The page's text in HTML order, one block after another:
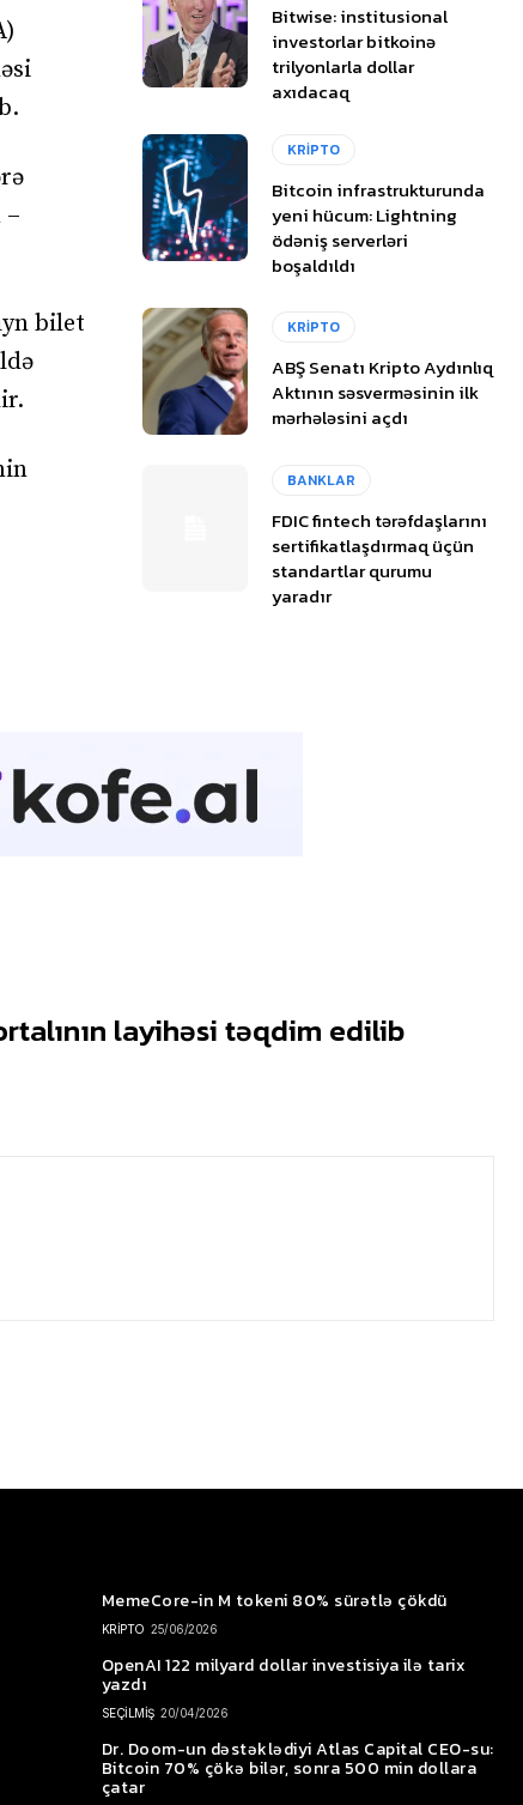
–
bilet
Bitwise: institusional
investorlar bitkoinə
trilyonlarla dollar
axıdacaq
KRİPTO
Bitcoin infrastrukturunda
yeni hücum: Lightning
ödəniş serverləri
boşaldıldı
KRİPTO
ABŞ Senatı Kripto Aydınlıq
Aktının səsverməsinin ilk
mərhələsini açdı
BANKLAR
FDIC fintech tərəfdaşlarını
sertifikatlaşdırmaq üçün
standartlar qurumu
yaradır
layihəsi təqdim edilib
MemeCore-in M tokeni 80% sürətlə çökdü
KRİPTO 25/06/2026
OpenAI 122 milyard dollar investisiya ilə tarix
yazdı
SEÇİLMİŞ 20/04/2026
Dr. Doom-un dəstəklədiyi Atlas Capital CEO-su:
Bitcoin 70% çökə bilər, sonra 500 min dollara
çatar